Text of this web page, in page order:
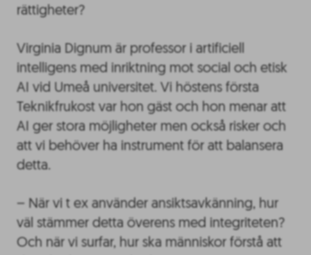
rättigheter?
Virginia Dignum är professor i artificiell
intelligens med inriktning mot social och etisk
AI vid Umeå universitet. Vi höstens första
Teknikfrukost var hon gäst och hon menar att
AI ger stora möjligheter men också risker och
att vi behöver ha instrument för att balansera
detta.
– När vi t ex använder ansiktsavkänning, hur
väl stämmer detta överens med integriteten?
Och när vi surfar, hur ska människor förstå att